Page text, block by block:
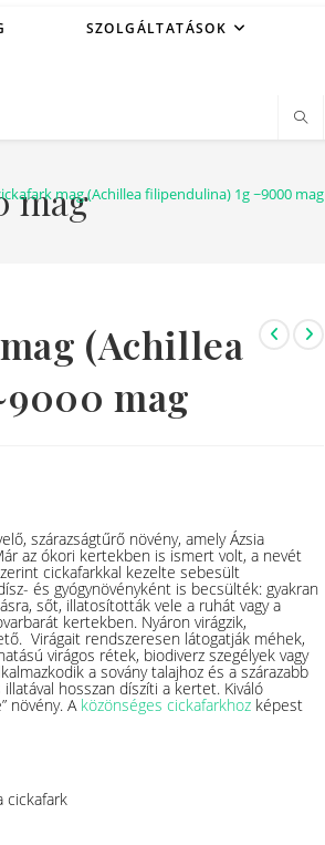
SZOLGÁLTATÁSOK
magmag (Achillea filipendulina) 1g ~9000 mag
(Achillea
mag
szárazságtűrő növény, amely Ázsia
az ókori kertekben is ismert volt, a nevét
cickafarkkal kezelte sebesült
és gyógynövényként is becsülték: gyakran
sőt, illatosították vele a ruhát vagy a
kertekben. Nyáron virágzik,
Virágait rendszeresen látogatják méhek,
virágos rétek, biodiverz szegélyek vagy
a sovány talajhoz és a szárazabb
hosszan díszíti a kertet. Kiváló
növény. A közönséges cickafarkhozképest
cickafark